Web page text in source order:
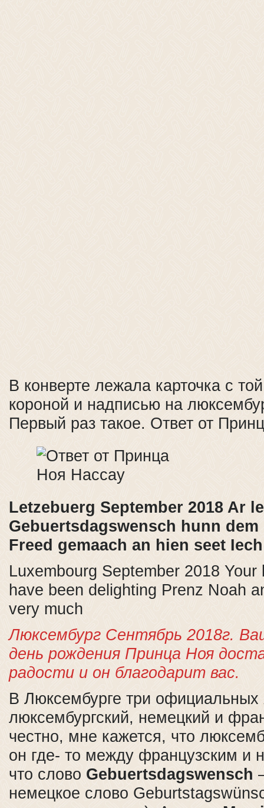
В конверте лежала карточка с
короной и надписью на
Первый раз такое. Ответ от
Letzebuerg September 2018 Ar
Gebuertsdagswensch hunn
Freed gemaach an hien seet
Luxembourg September 2018
have been delighting Prenz Noah
very much
Люксембург Сентябрь 2018г.
день рождения Принца Ноя
радости и он благодарит вас.
В Люксембурге три официальных
люксембургский, немецкий и
честно, мне кажется, что
он где- то между французским и
что слово Gebuertsdagswensch
немецкое слово